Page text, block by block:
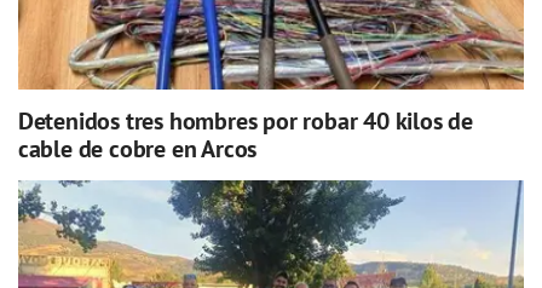
Detenidos tres hombres por robar 40 kilos de
cable de cobre en Arcos